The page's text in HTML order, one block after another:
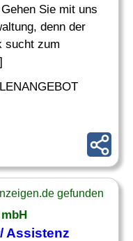
Sie mit uns
denn der
sucht zum
gefunden
Assistenz